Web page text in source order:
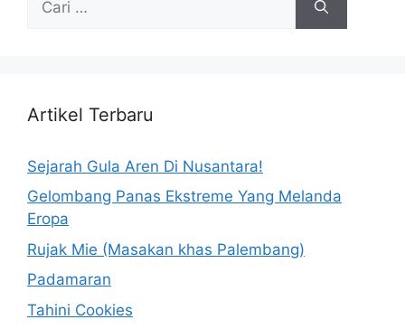
Artikel Terbaru
Sejarah Gula Aren Di Nusantara!
Gelombang Panas Ekstreme Yang Melanda
Eropa
Rujak Mie (Masakan khas Palembang)
Padamaran
Tahini Cookies